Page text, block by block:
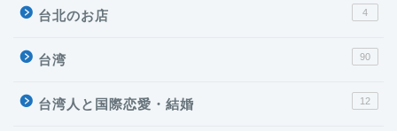
台北のお店 4
台湾 90
台湾人と国際恋愛・結婚 12